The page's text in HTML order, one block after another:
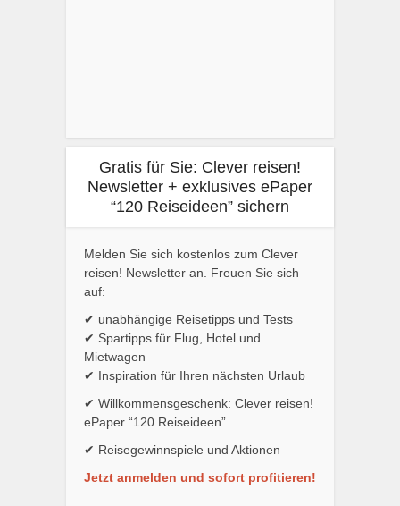
Gratis für Sie: Clever reisen!
Newsletter + exklusives ePaper
“120 Reiseideen” sichern
Melden Sie sich kostenlos zum Clever
reisen! Newsletter an. Freuen Sie sich
auf:
✔ unabhängige Reisetipps und Tests
✔ Spartipps für Flug, Hotel und
Mietwagen
✔ Inspiration für Ihren nächsten Urlaub
✔ Willkommensgeschenk: Clever reisen!
ePaper “120 Reiseideen”
✔ Reisegewinnspiele und Aktionen
Jetzt anmelden und sofort profitieren!